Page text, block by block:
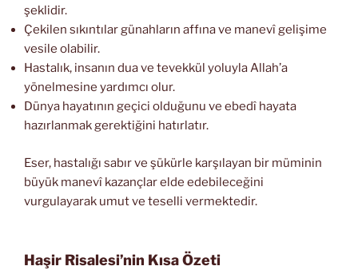
şeklidir.
Çekilen sıkıntılar günahların affına ve manevî gelişime
vesile olabilir.
Hastalık, insanın dua ve tevekkül yoluyla Allah’a
yönelmesine yardımcı olur.
Dünya hayatının geçici olduğunu ve ebedî hayata
hazırlanmak gerektiğini hatırlatır.
Eser, hastalığı sabır ve şükürle karşılayan bir müminin
büyük manevî kazançlar elde edebileceğini
vurgulayarak umut ve teselli vermektedir.
Haşir Risalesi’nin Kısa Özeti